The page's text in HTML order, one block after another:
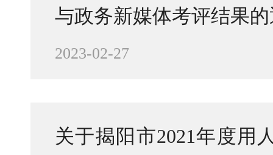
与政务新媒体考评结果
2023-02-27
关于揭阳市2021年度用